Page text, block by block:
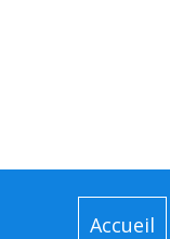
Accueil